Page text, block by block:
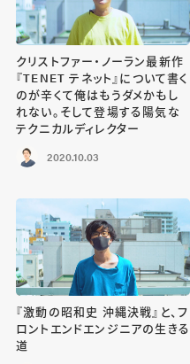
クリストファー・ノーラン最新作
『TENET テネット』について書く
のが辛くて俺はもうダメかもし
れない。そして登場する陽気な
テクニカルディレクター
2020.10.03
『激動の昭和史 沖縄決戦』と、フ
ロントエンドエンジニアの生きる
道